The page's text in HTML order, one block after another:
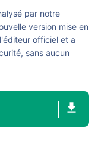
par notre
version mise en
officiel et a
sans aucun